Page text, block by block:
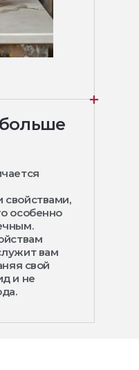
особенно
вам
свой
и не